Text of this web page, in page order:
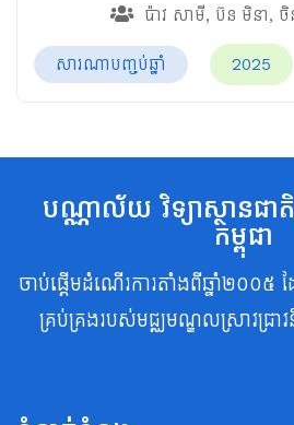
ប៉ាវ សាមី, ប៊ន មិនា, ចិ
សារណាបញ្ចប់ឆ្នាំ 2025
បណ្ណាល័យ វិទ្យាស្ថានជា
កម្ពុជា
ចាប់ផ្តើមដំណើរការតាំងពីឆ្នាំ២០០៥ ដ
គ្រប់គ្រងរបស់មជ្ឈមណ្ឌលស្រាវជ្រាវ